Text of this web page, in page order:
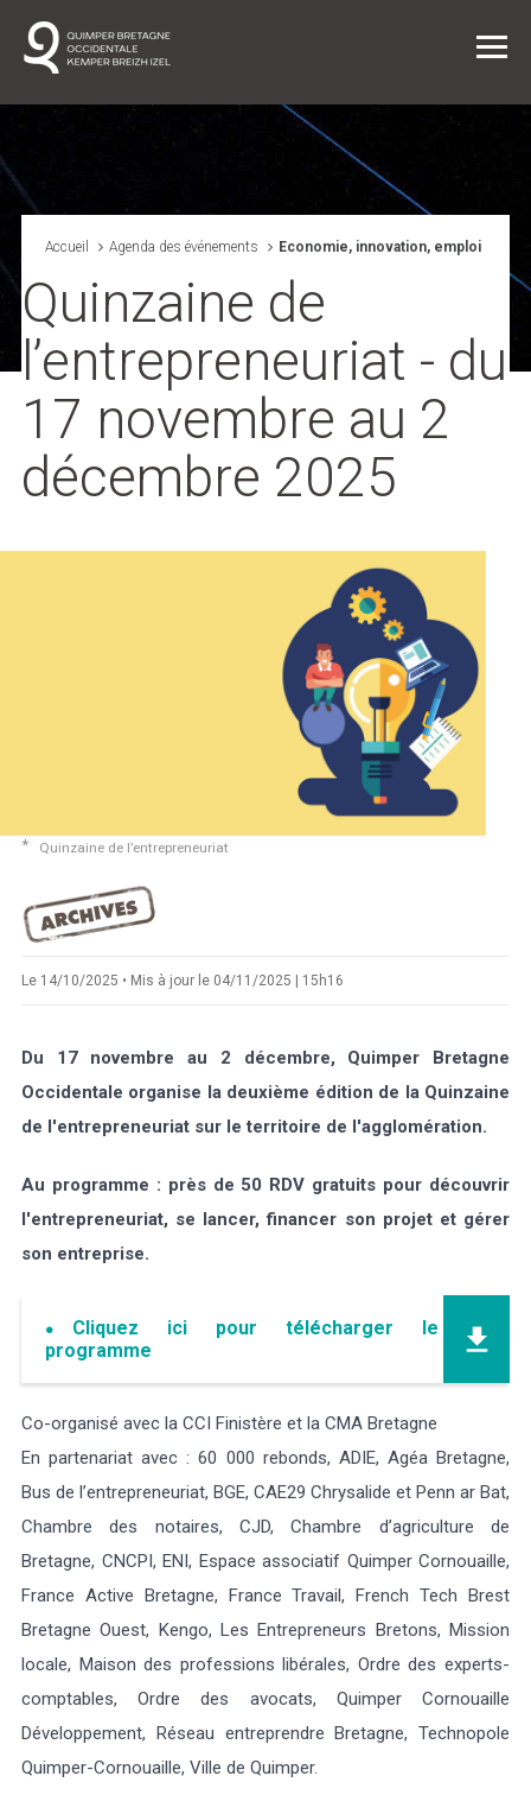
Vie quotidienne
Entreprendre dans l'agglo
L'agglo / L'institution
Projets
Select Language
BREZHONEG
Accueil Agenda des événements Economie, innovation, emploi
Quinzaine de
l’entrepreneuriat - du
17 novembre au 2
décembre 2025
Quinzaine de l’entrepreneuriat
Le 14/10/2025 • Mis à jour le 04/11/2025 | 15h16
Du 17 novembre au 2 décembre, Quimper Bretagne
Occidentale organise la deuxième édition de la Quinzaine
de l'entrepreneuriat sur le territoire de l'agglomération.
Au programme : près de 50 RDV gratuits pour découvrir
l'entrepreneuriat, se lancer, financer son projet et gérer
son entreprise.
Cliquez ici pour télécharger le
programme
Co-organisé avec la CCI Finistère et la CMA Bretagne
En partenariat avec : 60 000 rebonds, ADIE, Agéa Bretagne,
Bus de l’entrepreneuriat, BGE, CAE29 Chrysalide et Penn ar Bat,
Chambre des notaires, CJD, Chambre d’agriculture de
Bretagne, CNCPI, ENI, Espace associatif Quimper Cornouaille,
France Active Bretagne, France Travail, French Tech Brest
Bretagne Ouest, Kengo, Les Entrepreneurs Bretons, Mission
locale, Maison des professions libérales, Ordre des experts-
comptables, Ordre des avocats, Quimper Cornouaille
Développement, Réseau entreprendre Bretagne, Technopole
Quimper-Cornouaille, Ville de Quimper.